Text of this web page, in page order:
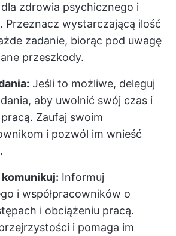
zdrowia psychicznego i
Przeznacz wystarczającą ilość
zadanie, biorąc pod uwagę
przeszkody.
Jeśli to możliwe, deleguj
aby uwolnić swój czas i
Zaufaj swoim
i pozwól im wnieść
Informuj
i współpracowników o
i obciążeniu pracą.
i pomaga im